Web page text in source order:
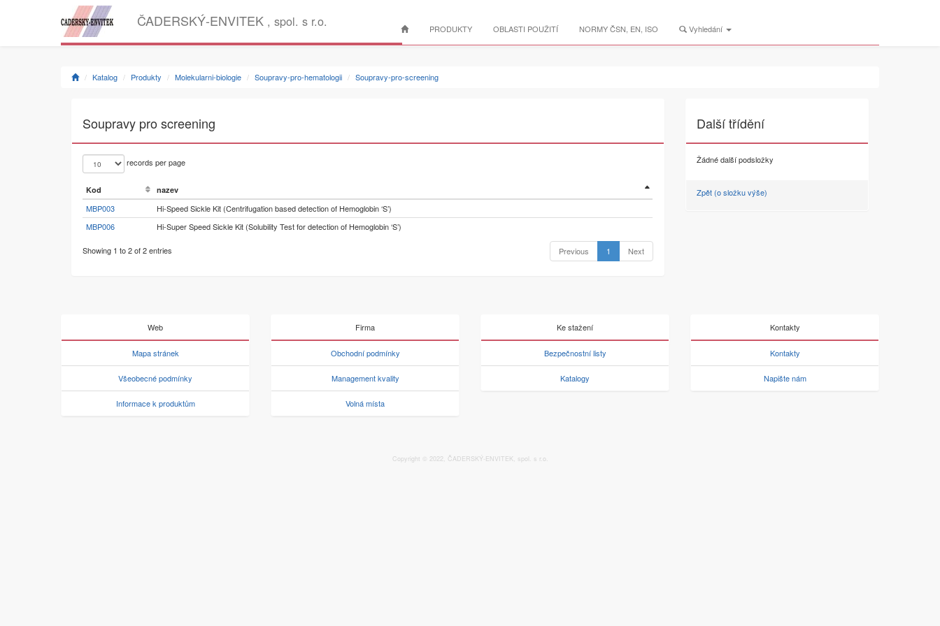
ČADERSKÝ-ENVITEK , spol. s r.o. PRODUKTY OBLASTI POUŽITÍ NORMY ČSN, EN, ISO Vyhledání
Katalog Produkty Molekularni-biologie Soupravy-pro-hematologii Soupravy-pro-screening
Soupravy pro screening
records per page
Kod nazev
MBP003
Hi-Speed Sickle Kit (Centrifugation based detection of Hemoglobin ‘S’)
MBP006
Hi-Super Speed Sickle Kit (Solubility Test for detection of Hemoglobin ‘S’)
Showing 1 to 2 of 2 entries Previous 1 Next
Další třídění
Žádné další podsložky
Zpět (o složku výše)
Web
Mapa stránek
Všeobecné podmínky
Informace k produktům
Firma
Obchodní podmínky
Management kvality
Volná místa
Ke stažení
Bezpečnostní listy
Katalogy
Kontakty
Kontakty
Napište nám
Copyright © 2022, ČADERSKÝ-ENVITEK, spol. s r.o.